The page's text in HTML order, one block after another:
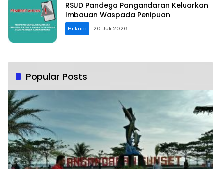
RSUD Pandega Pangandaran Keluarkan
Imbauan Waspada Penipuan
Hukum 20 Juli 2026
Popular Posts